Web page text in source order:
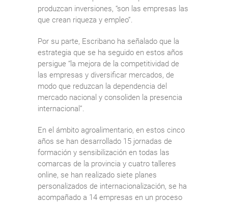
produzcan inversiones, “son las empresas las
que crean riqueza y empleo”.
Por su parte, Escribano ha señalado que la
estrategia que se ha seguido en estos años
persigue “la mejora de la competitividad de
las empresas y diversificar mercados, de
modo que reduzcan la dependencia del
mercado nacional y consoliden la presencia
internacional”.
En el ámbito agroalimentario, en estos cinco
años se han desarrollado 15 jornadas de
formación y sensibilización en todas las
comarcas de la provincia y cuatro talleres
online, se han realizado siete planes
personalizados de internacionalización, se ha
acompañado a 14 empresas en un proceso